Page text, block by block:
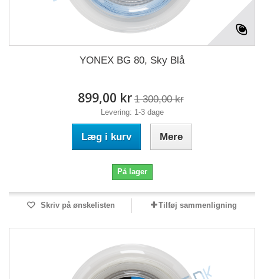
YONEX BG 80, Sky Blå
899,00 kr 1 300,00 kr
Levering: 1-3 dage
Læg i kurv Mere
På lager
Skriv på ønskelisten Tilføj sammenligning